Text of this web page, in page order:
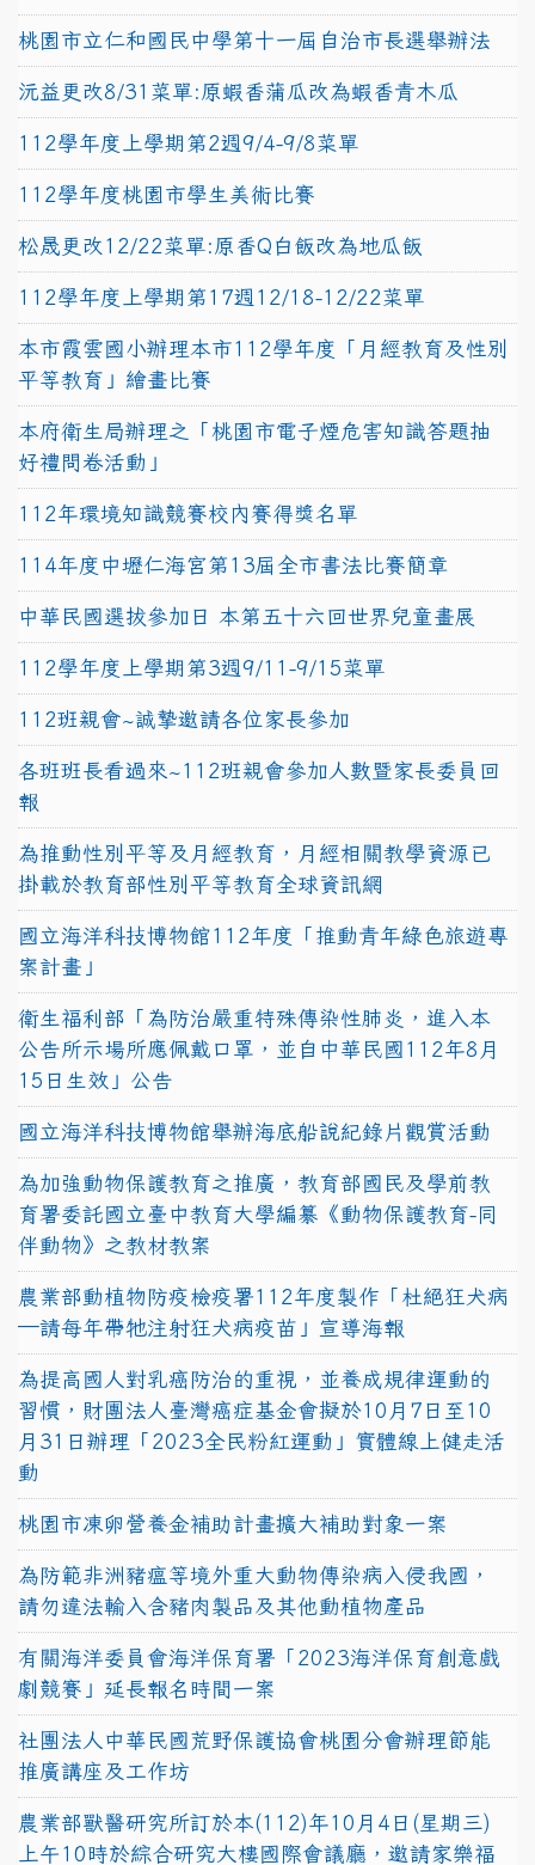
桃園市立仁和國民中學第十一屆自治市長選舉辦法
沅益更改8/31菜單:原蝦香蒲瓜改為蝦香青木瓜
112學年度上學期第2週9/4-9/8菜單
112學年度桃園市學生美術比賽
松晟更改12/22菜單:原香Q白飯改為地瓜飯
112學年度上學期第17週12/18-12/22菜單
本市霞雲國小辦理本市112學年度「月經教育及性別
平等教育」繪畫比賽
本府衛生局辦理之「桃園市電子煙危害知識答題抽
好禮問卷活動」
112年環境知識競賽校內賽得獎名單
114年度中壢仁海宮第13屆全市書法比賽簡章
中華民國選拔參加日 本第五十六回世界兒童畫展
112學年度上學期第3週9/11-9/15菜單
112班親會~誠摯邀請各位家長參加
各班班長看過來~112班親會參加人數暨家長委員回
報
為推動性別平等及月經教育，月經相關教學資源已
掛載於教育部性別平等教育全球資訊網
國立海洋科技博物館112年度「推動青年綠色旅遊專
案計畫」
衛生福利部「為防治嚴重特殊傳染性肺炎，進入本
公告所示場所應佩戴口罩，並自中華民國112年8月
15日生效」公告
國立海洋科技博物館舉辦海底船說紀錄片觀賞活動
為加強動物保護教育之推廣，教育部國民及學前教
育署委託國立臺中教育大學編纂《動物保護教育-同
伴動物》之教材教案
農業部動植物防疫檢疫署112年度製作「杜絕狂犬病
—請每年帶牠注射狂犬病疫苗」宣導海報
為提高國人對乳癌防治的重視，並養成規律運動的
習慣，財團法人臺灣癌症基金會擬於10月7日至10
月31日辦理「2023全民粉紅運動」實體線上健走活
動
桃園市凍卵營養金補助計畫擴大補助對象一案
為防範非洲豬瘟等境外重大動物傳染病入侵我國，
請勿違法輸入含豬肉製品及其他動植物產品
有關海洋委員會海洋保育署「2023海洋保育創意戲
劇競賽」延長報名時間一案
社團法人中華民國荒野保護協會桃園分會辦理節能
推廣講座及工作坊
農業部獸醫研究所訂於本(112)年10月4日(星期三)
上午10時於綜合研究大樓國際會議廳，邀請家樂福